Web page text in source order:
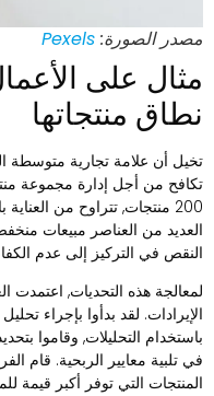
الصورة:Pexels
على
منتجاتها
أن علامة تجارية متوسطة
من أجل إدارة مجموعة
200 منتجات, تتراوح من العناية
من العناصر مبيعات
في التركيز إلى عدم الكفاءة
هذه التحديات, اعتمدت
لقد بدأوا بإجراء
التحليلات, وقاموا
تلبية معايير الربحية. قام
التي توفر أكبر قيمة